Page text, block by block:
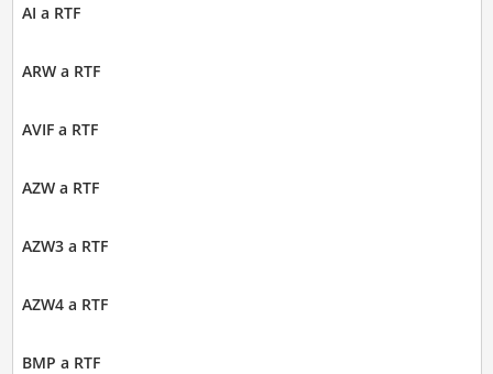
AI a RTF
ARW a RTF
AVIF a RTF
AZW a RTF
AZW3 a RTF
AZW4 a RTF
BMP a RTF